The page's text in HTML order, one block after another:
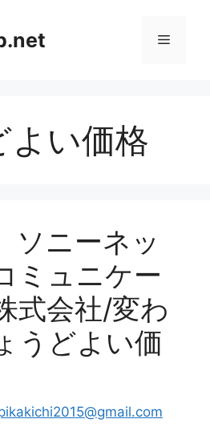
メ
よい価格
ソニーネッ
ミュニケー
式会社/変わ
うどよい価